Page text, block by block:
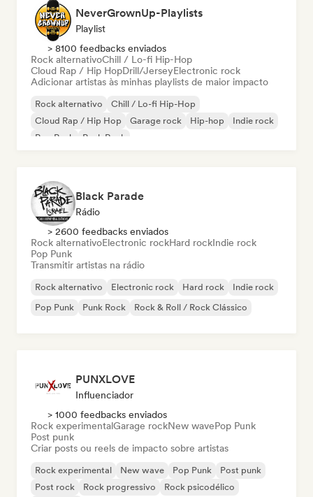
NeverGrownUp-Playlists
Playlist
> 8100 feedbacks enviados
Rock alternativoChill / Lo-fi Hip-Hop
Cloud Rap / Hip HopDrill/JerseyElectronic rock
Adicionar artistas às minhas playlists de maior impacto
Rock alternativo
Chill / Lo-fi Hip-Hop
Cloud Rap / Hip Hop
Garage rock Hip-hop
Indie rock
Pop Punk
Punk Rock
Black Parade
Rádio
> 2600 feedbacks enviados
Rock alternativoElectronic rockHard rockIndie rock
Pop Punk
Transmitir artistas na rádio
Rock alternativo Electronic rock Hard rock
Indie rock
Pop Punk
Punk Rock Rock & Roll / Rock Clássico
PUNXLOVE
Influenciador
> 1000 feedbacks enviados
Rock experimentalGarage rockNew wavePop Punk
Post punk
Criar posts ou reels de impacto sobre artistas
Rock experimental New wave Pop Punk
Post punk
Post rock
Rock progressivo
Rock psicodélico